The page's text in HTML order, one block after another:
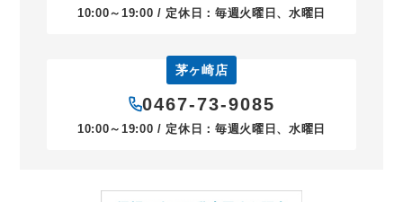
10:00～19:00 / 定休日：毎週火曜日、水曜日
茅ヶ崎店
0467-73-9085
10:00～19:00 / 定休日：毎週火曜日、水曜日